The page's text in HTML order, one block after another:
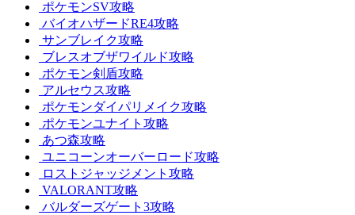
ポケモンSV攻略
バイオハザードRE4攻略
サンブレイク攻略
ブレスオブザワイルド攻略
ポケモン剣盾攻略
アルセウス攻略
ポケモンダイパリメイク攻略
ポケモンユナイト攻略
あつ森攻略
ユニコーンオーバーロード攻略
ロストジャッジメント攻略
VALORANT攻略
バルダーズゲート3攻略